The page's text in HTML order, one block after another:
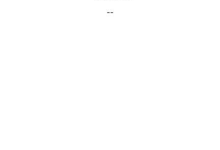
--